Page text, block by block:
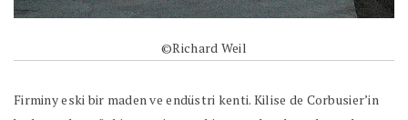
©Richard Weil
Firminy eski bir maden ve endüstri kenti. Kilise de Corbusier’in